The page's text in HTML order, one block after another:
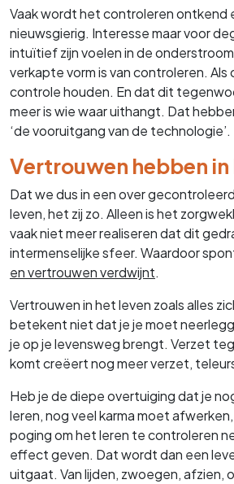
Vaak wordt het controleren ontkend
nieuwsgierig. Interesse maar voor
intuïtief zijn voelen in de
verkapte vorm is van controleren.
controle houden. En dat dit
meer is wie waar uithangt. Dat
‘de vooruitgang van de technologie’.
Vertrouwen hebben in
Dat we dus in een over
leven, het zij zo. Alleen is het
vaak niet meer realiseren dat dit
intermenselijke sfeer. Waardoor
en vertrouwen verdwijnt.
Vertrouwen in het leven zoals alles
betekent niet dat je je moet
je op je levensweg brengt. Verzet
komt creëert nog meer verzet,
Heb je de diepe overtuiging dat je
leren, nog veel karma moet
poging om het leren te controleren
effect geven. Dat wordt dan een
uitgaat. Van lijden, zwoegen, afzien,